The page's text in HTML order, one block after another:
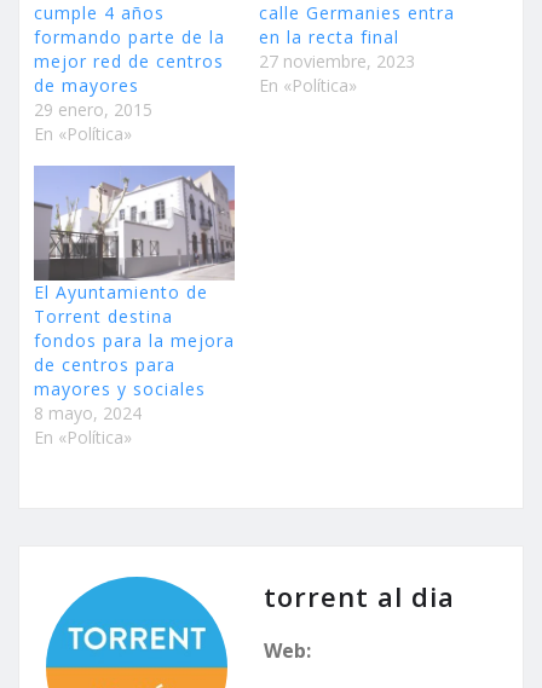
cumple 4 años
formando parte de la
mejor red de centros
de mayores
29 enero, 2015
En «Política»
calle Germanies entra
en la recta final
27 noviembre, 2023
En «Política»
El Ayuntamiento de
Torrent destina
fondos para la mejora
de centros para
mayores y sociales
8 mayo, 2024
En «Política»
torrent al dia
Web: